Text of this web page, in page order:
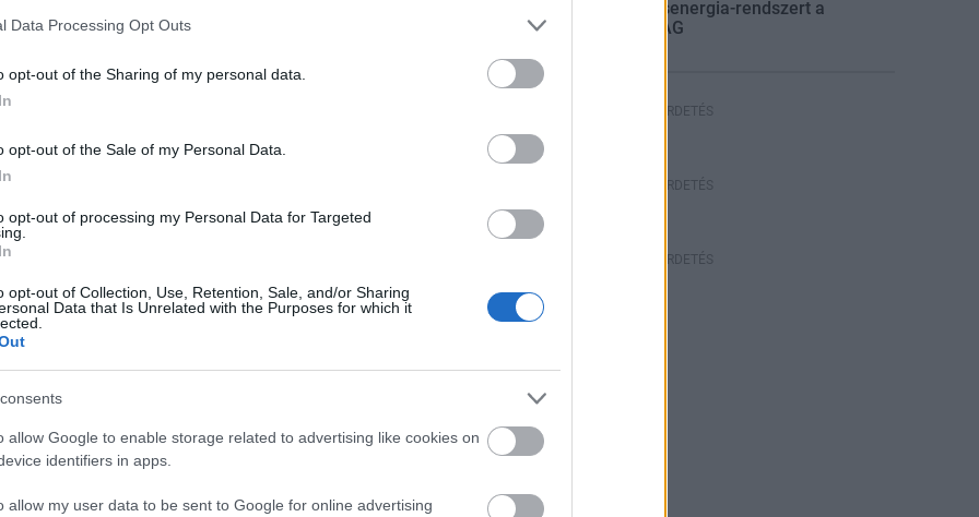
Data Processing Opt Outs
opt-out of the Sharing of my personal data.
opt-out of the Sale of my Personal Data.
opt-out of processing my Personal Data for Targeted
opt-out of Collection, Use, Retention, Sale, and/or Sharing
Data that Is Unrelated with the Purposes for which it
allow Google to enable storage related to advertising like cookies on
identifiers in apps.
allow my user data to be sent to Google for online advertising
Elkészült a Liszt Ferenc repülőtér
Egyetlen, fél évszázados
vezetéken múlt Bicske vízellátása
Épített öröksége megújításával is
villamosenergia-rendszert a
STRABAG
HIRDETÉS
HIRDETÉS
HIRDETÉS